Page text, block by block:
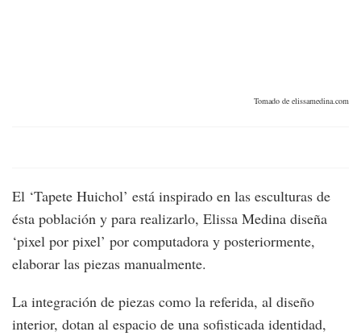
Tomado de elissamedina.com
El ‘Tapete Huichol’ está inspirado en las esculturas de
ésta población y para realizarlo, Elissa Medina diseña
‘pixel por pixel’ por computadora y posteriormente,
elaborar las piezas manualmente.
La integración de piezas como la referida, al diseño
interior, dotan al espacio de una sofisticada identidad,